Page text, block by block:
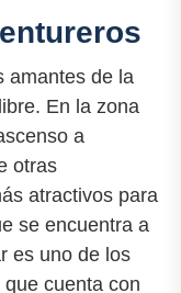
amantes de la
En la zona
a
otras
atractivos para
se encuentra a
es uno de los
cuenta con